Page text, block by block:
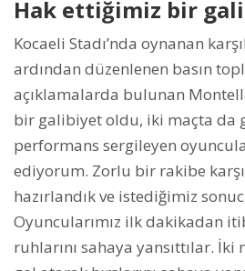
Hak ettiğimiz bir
Kocaeli Stadı’nda oynanan
ardından düzenlenen basın
açıklamalarda bulunan
bir galibiyet oldu, iki maçta da
performans sergileyen
ediyorum. Zorlu bir rakibe
hazırlandık ve istediğimiz
Oyuncularımız ilk dakikadan
ruhlarını sahaya yansıttılar.